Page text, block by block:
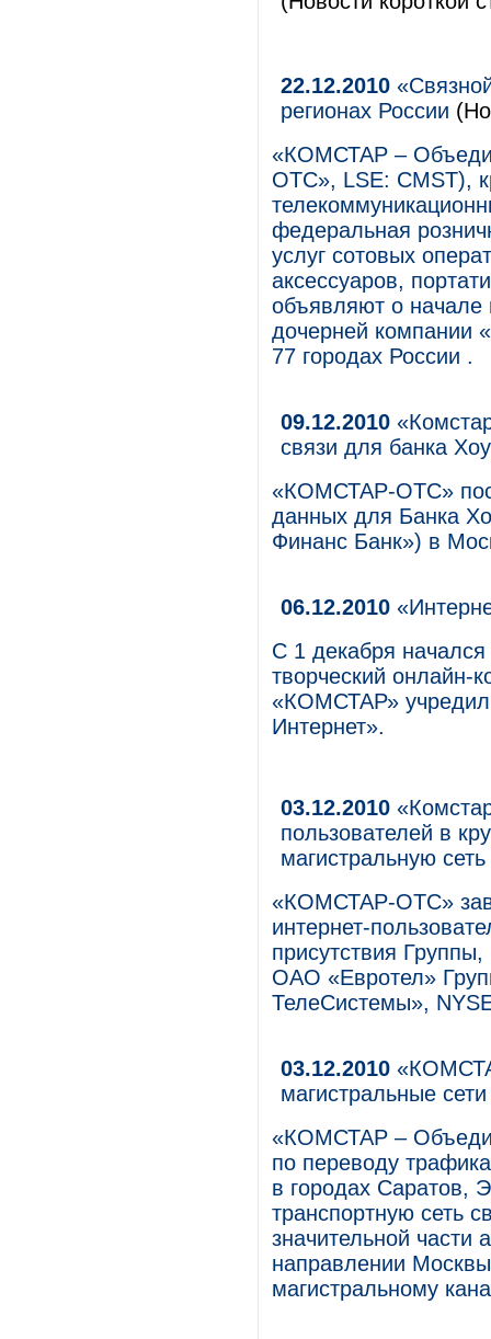
22.12.2010
регионах России
«КОМСТАР –
ОТС», LSE: CMST),
федеральная
услуг сотовых
аксессуаров,
объявляют о
дочерней компании
77 городах России .
09.12.2010
связи для банка
«КОМСТАР-ОТС»
данных для Банка
Финанс Банк») в
06.12.2010
С 1 декабря
творческий онлайн-
«КОМСТАР»
Интернет».
03.12.2010
пользователей в
магистральную
«КОМСТАР-ОТС»
интернет-
присутствия
ОАО «Евротел»
ТелеСистемы»,
03.12.2010
магистральные
«КОМСТАР –
по переводу
в городах Саратов,
транспортную сеть
значительной части
направлении
магистральному